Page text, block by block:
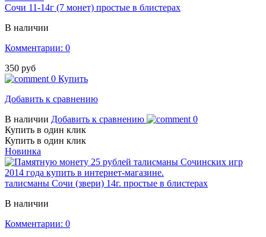
Сочи 11-14г (7 монет) простые в блистерах
В наличии
Комментарии: 0
350 руб
0 Купить
Добавить к сравнению
В наличии Добавить к сравнению
0
Купить в один клик
Купить в один клик
Новинка
талисманы Сочи (звери) 14г. простые в блистерах
В наличии
Комментарии: 0